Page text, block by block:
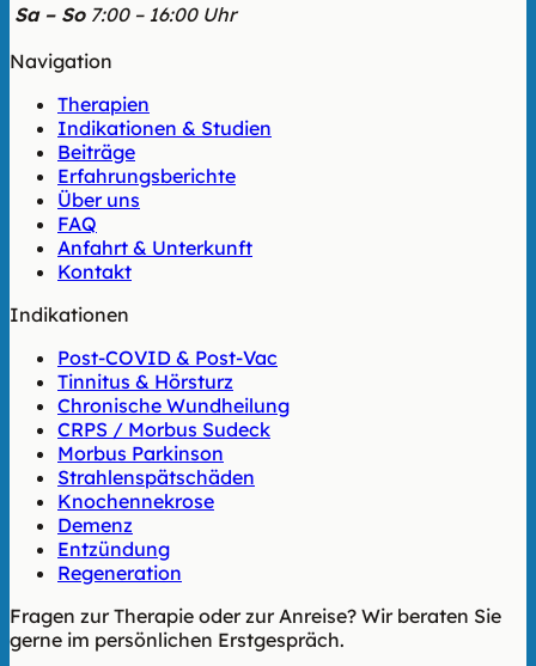
Sa – So 7:00 – 16:00 Uhr
Navigation
Therapien
Indikationen & Studien
Beiträge
Erfahrungsberichte
Über uns
FAQ
Anfahrt & Unterkunft
Kontakt
Indikationen
Post-COVID & Post-Vac
Tinnitus & Hörsturz
Chronische Wundheilung
CRPS / Morbus Sudeck
Morbus Parkinson
Strahlenspätschäden
Knochennekrose
Demenz
Entzündung
Regeneration
Fragen zur Therapie oder zur Anreise? Wir beraten Sie
gerne im persönlichen Erstgespräch.